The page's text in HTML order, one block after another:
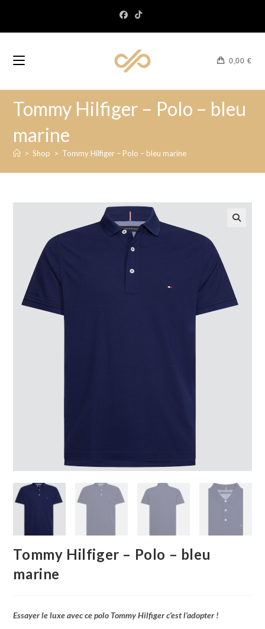
0,00 €
Tommy Hilfiger – Polo – bleu
marine
> Shop > Tommy Hilfiger – Polo – bleu marine
Tommy Hilfiger – Polo – bleu
marine
Essayer le luxe avec ce polo Tommy Hilfiger c’est l’adopter !